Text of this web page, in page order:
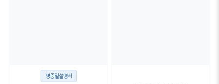
영중일설명서